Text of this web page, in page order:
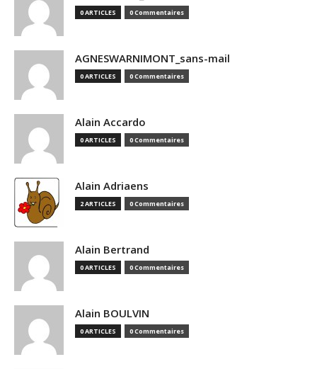
0 ARTICLES 0 Commentaires
AGNESWARNIMONT_sans-mail
0 ARTICLES 0 Commentaires
Alain Accardo
0 ARTICLES 0 Commentaires
Alain Adriaens
2 ARTICLES 0 Commentaires
Alain Bertrand
0 ARTICLES 0 Commentaires
Alain BOULVIN
0 ARTICLES 0 Commentaires